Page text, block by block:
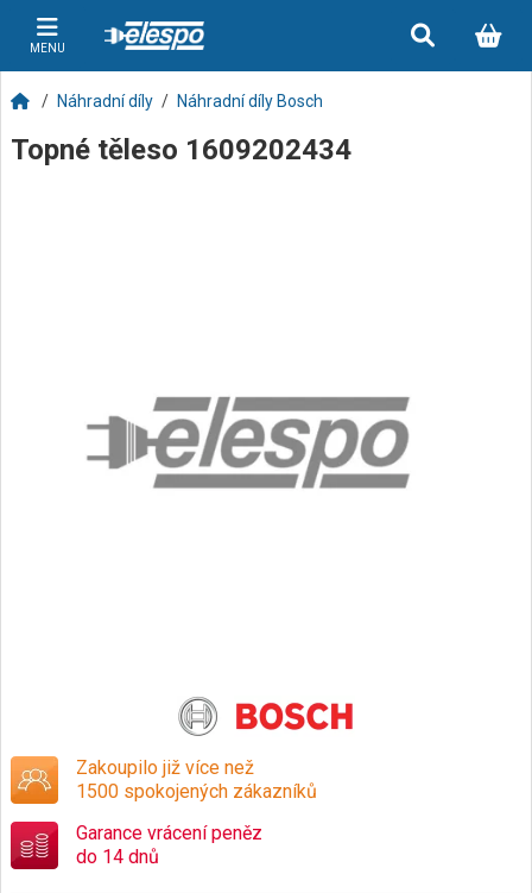
MENU
Náhradní díly Náhradní díly Bosch
Topné těleso 1609202434
Zakoupilo již více než
1500 spokojených zákazníků
Garance vrácení peněz
do 14 dnů